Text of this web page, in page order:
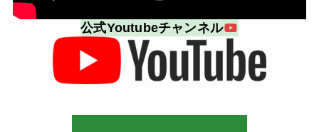
公式Youtubeチャンネル